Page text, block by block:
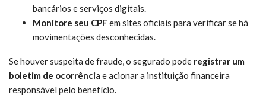
bancários e serviços digitais.
Monitore seu CPF em sites oficiais para verificar se há
movimentações desconhecidas.
Se houver suspeita de fraude, o segurado pode registrar um
boletim de ocorrência e acionar a instituição financeira
responsável pelo benefício.